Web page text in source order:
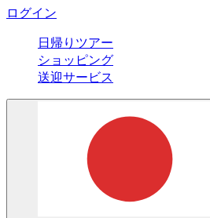
ログイン
日帰りツアー
ショッピング
送迎サービス